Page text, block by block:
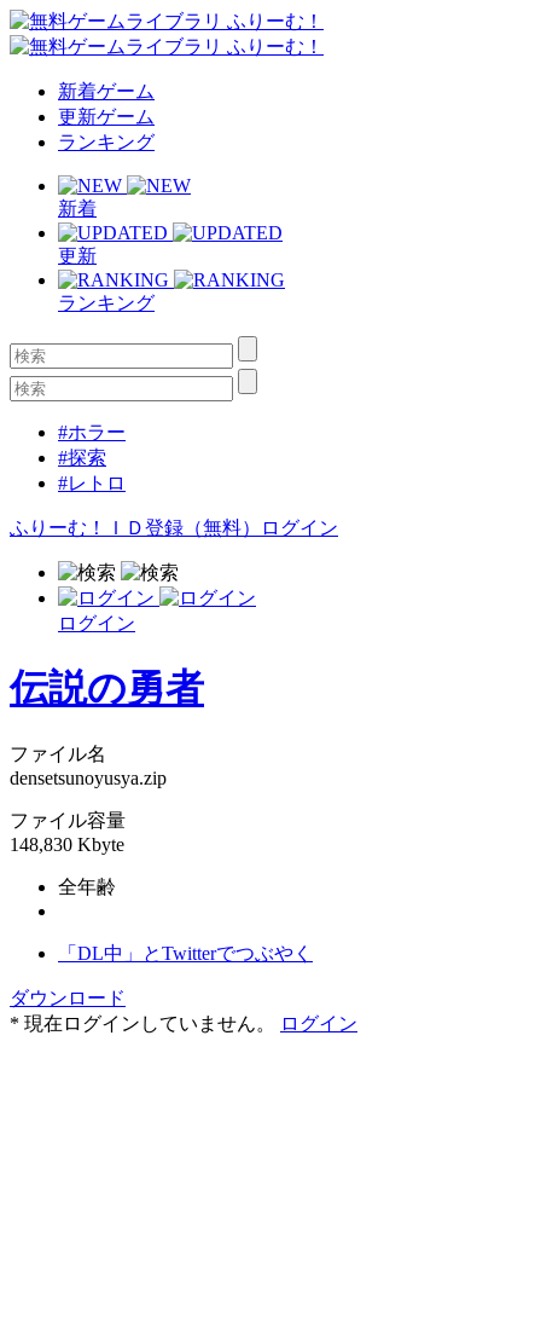
新着ゲーム
更新ゲーム
ランキング
新着
更新
ランキング
#ホラー
#探索
#レトロ
ふりーむ！ＩＤ登録（無料） ログイン
ログイン
伝説の勇者
ファイル名
densetsunoyusya.zip
ファイル容量
148,830 Kbyte
全年齢
「DL中」とTwitterでつぶやく
ダウンロード
* 現在ログインしていません。
ログイン